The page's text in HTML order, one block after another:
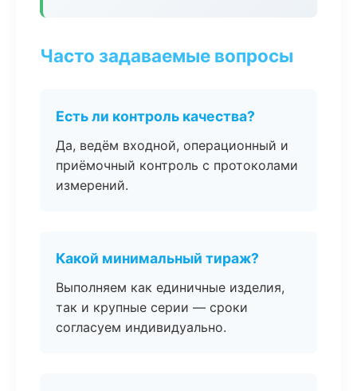
Часто задаваемые вопросы
Есть ли контроль качества?
Да, ведём входной, операционный и
приёмочный контроль с протоколами
измерений.
Какой минимальный тираж?
Выполняем как единичные изделия,
так и крупные серии — сроки
согласуем индивидуально.